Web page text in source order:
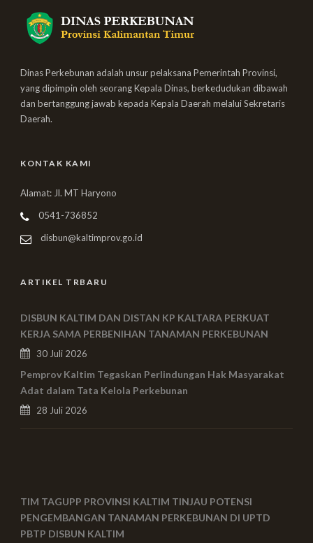
Dinas Perkebunan adalah unsur pelaksana Pemerintah Provinsi,
yang dipimpin oleh seorang Kepala Dinas, berkedudukan dibawah
dan bertanggung jawab kepada Kepala Daerah melalui Sekretaris
Daerah.
KONTAK KAMI
Alamat: Jl. MT Haryono
0541-736852
disbun@kaltimprov.go.id
ARTIKEL TRBARU
DISBUN KALTIM DAN DISTAN KP KALTARA PERKUAT
KERJA SAMA PERBENIHAN TANAMAN PERKEBUNAN
30 Juli 2026
Pemprov Kaltim Tegaskan Perlindungan Hak Masyarakat
Adat dalam Tata Kelola Perkebunan
28 Juli 2026
TIM TAGUPP PROVINSI KALTIM TINJAU POTENSI
PENGEMBANGAN TANAMAN PERKEBUNAN DI UPTD
PBTP DISBUN KALTIM